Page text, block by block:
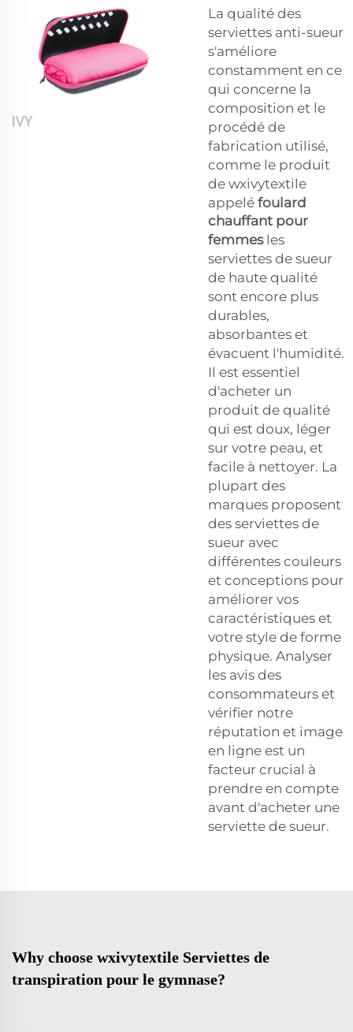
La qualité des
serviettes anti-sueur
s'améliore
constamment en ce
qui concerne la
composition et le
procédé de
fabrication utilisé,
comme le produit
de wxivytextile
appelé foulard
chauffant pour
femmes les
serviettes de sueur
de haute qualité
sont encore plus
durables,
absorbantes et
évacuent l'humidité.
Il est essentiel
d'acheter un
produit de qualité
qui est doux, léger
sur votre peau, et
facile à nettoyer. La
plupart des
marques proposent
des serviettes de
sueur avec
différentes couleurs
et conceptions pour
améliorer vos
caractéristiques et
votre style de forme
physique. Analyser
les avis des
consommateurs et
vérifier notre
réputation et image
en ligne est un
facteur crucial à
prendre en compte
avant d'acheter une
serviette de sueur.
Why choose wxivytextile Serviettes de
transpiration pour le gymnase?